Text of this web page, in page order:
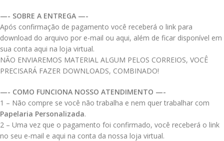
—- SOBRE A ENTREGA —-
Após confirmação de pagamento você receberá o link para
download do arquivo por e-mail ou aqui, além de ficar disponível em
sua conta aqui na loja virtual.
NÃO ENVIAREMOS MATERIAL ALGUM PELOS CORREIOS, VOCÊ
PRECISARÁ FAZER DOWNLOADS, COMBINADO!
—- COMO FUNCIONA NOSSO ATENDIMENTO —-
1 – Não compre se você não trabalha e nem quer trabalhar com
Papelaria Personalizada.
2 – Uma vez que o pagamento foi confirmado, você receberá o link
no seu e-mail e aqui na conta da nossa loja virtual.